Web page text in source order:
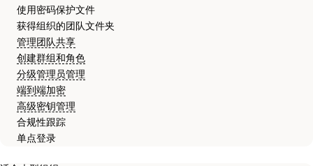
使用密码保护文件
获得组织的团队文件夹
管理团队共享
创建群组和角色
分级管理员管理
端到端加密
高级密钥管理
合规性跟踪
单点登录